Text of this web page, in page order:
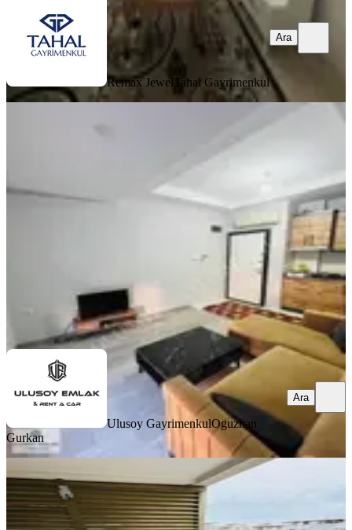
Remax Jewel Tahal Gayrimenkul
Ara
Ahatlı Sıfır Bina 1+1 Yeni Eşyalı
Katta Geniş Kıralık Daire
·1. Kat· 04.07.2026
Ulusoy Gayrimenkul Oguzhan Gurkan
Ulusoy GayrimenkulOguzhan
Gurkan
Ara
Ahatlıda 1+1 Eşyalı Kiralık Daire
Kepez, Ahatlı Mahallesi